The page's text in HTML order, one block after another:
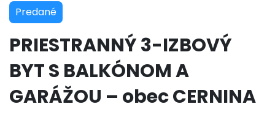
Predané
PRIESTRANNÝ 3-IZBOVÝ
BYT S BALKÓNOM A
GARÁŽOU – obec CERNINA